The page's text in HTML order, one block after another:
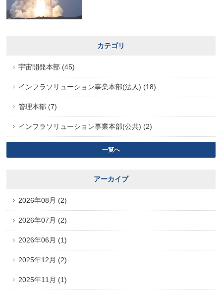
カテゴリ
宇宙開発本部 (45)
インフラソリューション事業本部(法人) (18)
管理本部 (7)
インフラソリューション事業本部(公共) (2)
一覧へ
アーカイブ
2026年08月 (2)
2026年07月 (2)
2026年06月 (1)
2025年12月 (2)
2025年11月 (1)